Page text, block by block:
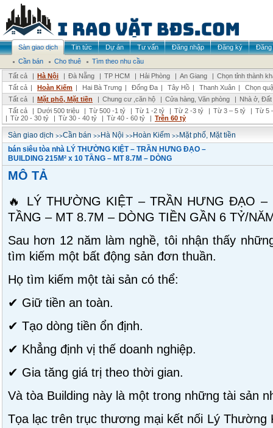
Sàn giao dịch Tin tức Dự án Tư vấn Đăng nhập Đăng ký
Đăng
Cần bán
Cho thuê
Tìm theo nhu cầu
Tất cả
| Hà Nội | Đà Nẵng | TP HCM | Hải Phòng | An Giang | Chọn tỉnh thành
Tất cả | Hoàn Kiếm | Hai Bà Trưng | Đống Đa | Tây Hồ | Thanh Xuân |
Chọn
Tất cả
| Mặt phố, Mặt tiền | Chung cư ,căn hộ | Cửa hàng, Văn phòng | Nhà ở,
Tất cả
| Dưới 500 triệu | Từ 500 -1 tỷ | Từ 1 -2 tỷ | Từ 2 -3 tỷ | Từ 3 – 5 tỷ | Từ 5
| Từ 20 - 30 tỷ | Từ 30 - 40 tỷ | Từ 40 - 60 tỷ | Trên 60 tỷ
Sàn giao dịch >>Cần bán >>Hà Nội >>Hoàn Kiếm >>Mặt phố, Mặt tiền
bán siêu tòa nhà LÝ THƯỜNG KIỆT – TRẦN HƯNG ĐẠO –
BUILDING 215M² x 10 TẦNG – MT 8.7M – DÒNG
MÔ TẢ
🔥 LÝ THƯỜNG KIỆT – TRẦN HƯNG ĐẠO –
TẦNG – MT 8.7M – DÒNG TIỀN GẦN 6 TỶ/
Sau hơn 12 năm làm nghề, tôi nhận thấy
tìm kiếm một bất động sản đơn thuần.
Họ tìm kiếm một tài sản có thể:
✔ Giữ tiền an toàn.
✔ Tạo dòng tiền ổn định.
✔ Khẳng định vị thế doanh nghiệp.
✔ Gia tăng giá trị theo thời gian.
Và tòa Building này là một trong những tài sản
Tọa lạc trên trục thương mại kết nối Lý Thường